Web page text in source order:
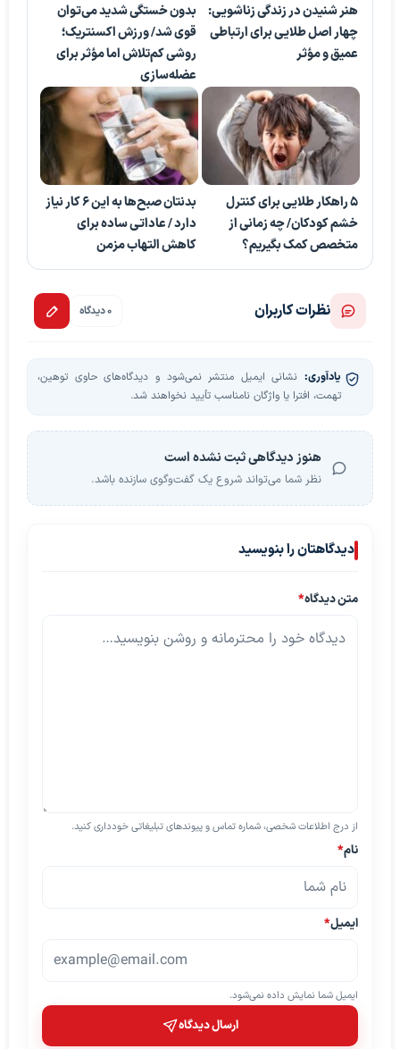
هنر شنیدن در زندگی زناشویی:
چهار اصل طلایی برای ارتباطی
عمیق و مؤثر
بدون خستگی شدید می‌توان
قوی شد/ ورزش اکسنتریک؛
روشی کم‌تلاش اما مؤثر برای
عضله‌سازی
۵ راهکار طلایی برای کنترل
خشم کودکان/ چه زمانی از
متخصص کمک بگیریم؟
بدنتان صبح‌ها به این ۶ کار نیاز
دارد / عاداتی ساده برای
کاهش التهاب مزمن
نظرات کاربران 0 دیدگاه
یادآوری: نشانی ایمیل منتشر نمی‌شود و دیدگاه‌های حاوی توهین،
تهمت، افترا یا واژگان نامناسب تأیید نخواهند شد.
هنوز دیدگاهی ثبت نشده است
نظر شما می‌تواند شروع یک گفت‌وگوی سازنده باشد.
دیدگاهتان را بنویسید
متن دیدگاه*
از درج اطلاعات شخصی، شماره تماس و پیوندهای تبلیغاتی خودداری کنید.
نام*
ایمیل*
ایمیل شما نمایش داده نمی‌شود.
ارسال دیدگاه